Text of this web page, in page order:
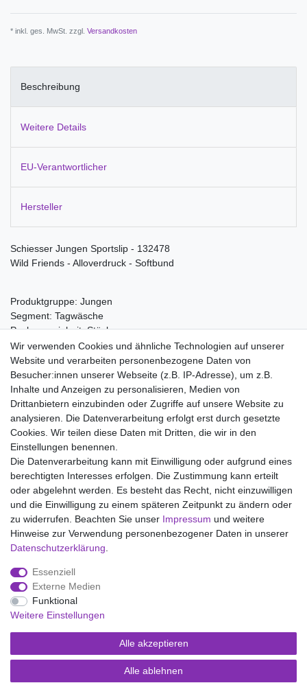
* inkl. ges. MwSt. zzgl. Versandkosten
Beschreibung
Weitere Details
EU-Verantwortlicher
Hersteller
Schiesser Jungen Sportslip - 132478
Wild Friends - Alloverdruck - Softbund
Produktgruppe: Jungen
Segment: Tagwäsche
Packungseinheit: Stück
Material:
Baumwolle 100%
Wir liefern mit DHL (auch Samstags)
Kostenloser Versand
14 Tage Rückgaberecht
Impressum Daten­schutz­erklärung AGB
Widerrufs­recht
Wir verwenden Cookies und ähnliche Technologien auf unserer
Website und verarbeiten personenbezogene Daten von
Besucher:innen unserer Webseite (z.B. IP-Adresse), um z.B.
Inhalte und Anzeigen zu personalisieren, Medien von
Drittanbietern einzubinden oder Zugriffe auf unsere Website zu
analysieren. Die Datenverarbeitung erfolgt erst durch gesetzte
Cookies. Wir teilen diese Daten mit Dritten, die wir in den
Einstellungen benennen.
Die Datenverarbeitung kann mit Einwilligung oder aufgrund eines
berechtigten Interesses erfolgen. Die Zustimmung kann erteilt
oder abgelehnt werden. Es besteht das Recht, nicht einzuwilligen
und die Einwilligung zu einem späteren Zeitpunkt zu ändern oder
zu widerrufen. Beachten Sie unser Impressum und weitere
Hinweise zur Verwendung personenbezogener Daten in unserer
Daten­schutz­erklärung
Essenziell
Externe Medien
Funktional
Weitere Einstellungen
Alle akzeptieren
Alle ablehnen